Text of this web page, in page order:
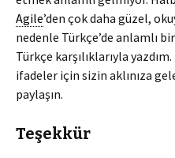
Agile’den çok daha güzel,
nedenle Türkçe’de anlamlı
Türkçe karşılıklarıyla
ifadeler için sizin aklınıza
paylaşın.
Teşekkür